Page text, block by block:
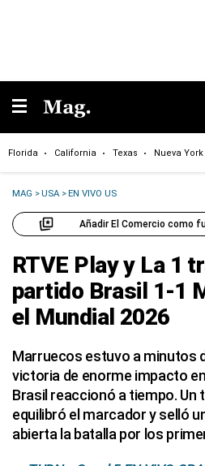
Florida California Texas Nueva York
MAG >USA >EN VIVO US
Añadir El Comercio como
RTVE Play y La 1
partido Brasil 1-1
el Mundial 2026
Marruecos estuvo a minutos
victoria de enorme impacto
Brasil reaccionó a tiempo. Un
equilibró el marcador y selló
abierta la batalla por los